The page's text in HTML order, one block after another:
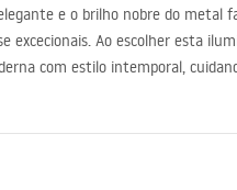
e o brilho nobre do metal
Ao escolher esta
com estilo intemporal,